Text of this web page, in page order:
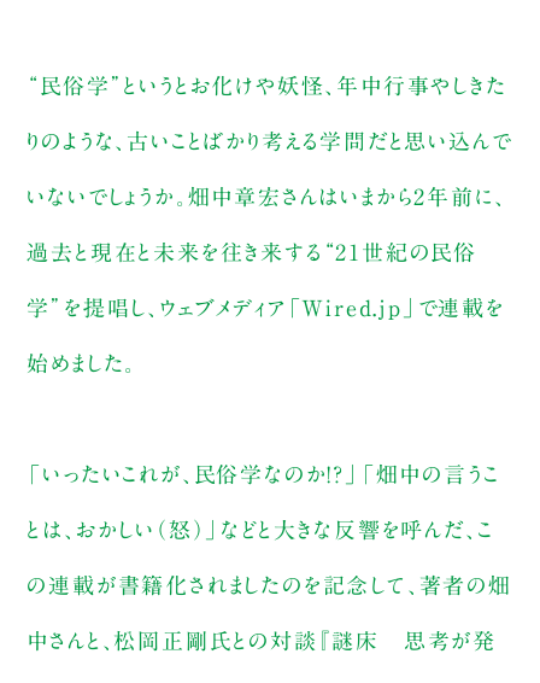
“民俗学”というとお化けや妖怪、年中行事やしきた
りのような、古いことばかり考える学問だと思い込んで
いないでしょうか。畑中章宏さんはいまから2年前に、
過去と現在と未来を往き来する“21世紀の民俗
学”を提唱し、ウェブメディア「Wired.jp」で連載を
始めました。
「いったいこれが、民俗学なのか!?」「畑中の言うこ
とは、おかしい（怒）」などと大きな反響を呼んだ、こ
の連載が書籍化されましたのを記念して、著者の畑
中さんと、松岡正剛氏との対談『謎床 思考が発